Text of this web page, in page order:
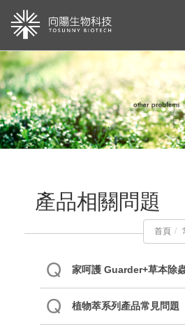
產品相關問題
首頁
家呵護 Guarder+草本除
植物萃系列產品常見問題